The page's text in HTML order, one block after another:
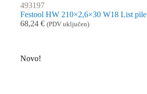
493197
Festool HW 210×2,6×30 W18 List pile
68,24 € (PDV uključen)
Novo!